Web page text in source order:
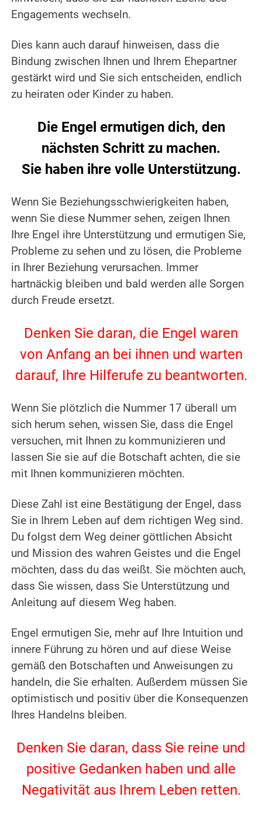
Engagements wechseln.
Dies kann auch darauf hinweisen, dass die
Bindung zwischen Ihnen und Ihrem Ehepartner
gestärkt wird und Sie sich entscheiden, endlich
zu heiraten oder Kinder zu haben.
Die Engel ermutigen dich, den
nächsten Schritt zu machen.
Sie haben ihre volle Unterstützung.
Wenn Sie Beziehungsschwierigkeiten haben,
wenn Sie diese Nummer sehen, zeigen Ihnen
Ihre Engel ihre Unterstützung und ermutigen Sie,
Probleme zu sehen und zu lösen, die Probleme
in Ihrer Beziehung verursachen. Immer
hartnäckig bleiben und bald werden alle Sorgen
durch Freude ersetzt.
Denken Sie daran, die Engel waren
von Anfang an bei ihnen und warten
darauf, Ihre Hilferufe zu beantworten.
Wenn Sie plötzlich die Nummer 17 überall um
sich herum sehen, wissen Sie, dass die Engel
versuchen, mit Ihnen zu kommunizieren und
lassen Sie sie auf die Botschaft achten, die sie
mit Ihnen kommunizieren möchten.
Diese Zahl ist eine Bestätigung der Engel, dass
Sie in Ihrem Leben auf dem richtigen Weg sind.
Du folgst dem Weg deiner göttlichen Absicht
und Mission des wahren Geistes und die Engel
möchten, dass du das weißt.Sie möchten auch,
dass Sie wissen, dass Sie Unterstützung und
Anleitung auf diesem Weg haben.
Engel ermutigen Sie, mehr auf Ihre Intuition und
innere Führung zu hören und auf diese Weise
gemäß den Botschaften und Anweisungen zu
handeln, die Sie erhalten.Außerdem müssen Sie
optimistisch und positiv über die Konsequenzen
Ihres Handelns bleiben.
Denken Sie daran, dass Sie reine und
positive Gedanken haben und alle
Negativität aus Ihrem Leben retten.